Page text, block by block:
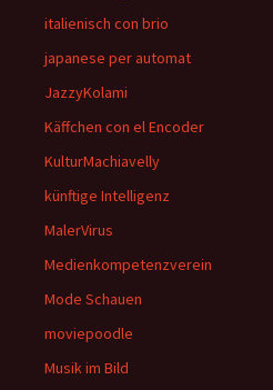
italienisch con brio
japanese per automat
JazzyKolami
Käffchen con el Encoder
KulturMachiavelly
künftige Intelligenz
MalerVirus
Medienkompetenzverein
Mode Schauen
moviepoodle
Musik im Bild